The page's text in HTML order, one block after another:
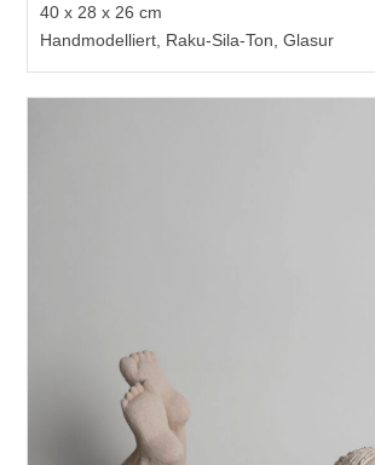
40 x 28 x 26 cm
Handmodelliert, Raku-Sila-Ton, Glasur